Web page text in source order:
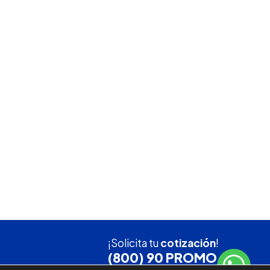
¡Solicita tucotización!
(800) 90 PROMO